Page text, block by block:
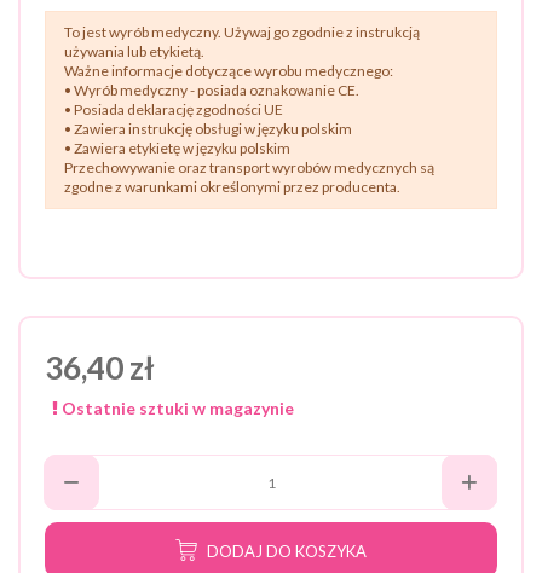
To jest wyrób medyczny. Używaj go zgodnie z instrukcją
używania lub etykietą.
Ważne informacje dotyczące wyrobu medycznego:
• Wyrób medyczny - posiada oznakowanie CE.
• Posiada deklarację zgodności UE
• Zawiera instrukcję obsługi w języku polskim
• Zawiera etykietę w języku polskim
Przechowywanie oraz transport wyrobów medycznych są
zgodne z warunkami określonymi przez producenta.
36,40 zł
Ostatnie sztuki w magazynie
DODAJ DO KOSZYKA